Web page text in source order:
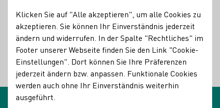
Beschreibungen des Begriffes:
Roséwein
Eine der vier Weinarten, hergestellt aus Rotweintrauben
nach der Mostgärung mit blass- bis hellroter Farbe. Eine
Unterart des Rosés ist der Weißherbst.
Zurück
Klicken Sie auf "Alle akzeptieren", um alle Cookies zu
akzeptieren. Sie können Ihr Einverständnis jederzeit
ändern und widerrufen. In der Spalte "Rechtliches" im
Footer unserer Webseite finden Sie den Link "Cookie-
Einstellungen". Dort können Sie Ihre Präferenzen
jederzeit ändern bzw. anpassen. Funktionale Cookies
werden auch ohne Ihr Einverständnis weiterhin
ausgeführt.